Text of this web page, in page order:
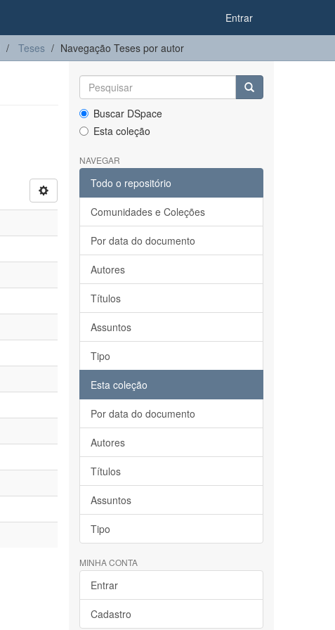
Entrar
Teses Navegação Teses por autor
Buscar DSpace
Esta coleção
NAVEGAR
Todo o repositório
Comunidades e Coleções
Por data do documento
Autores
Títulos
Assuntos
Tipo
Esta coleção
Por data do documento
Autores
Títulos
Assuntos
Tipo
MINHA CONTA
Entrar
Cadastro